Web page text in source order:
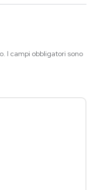
I campi obbligatori sono